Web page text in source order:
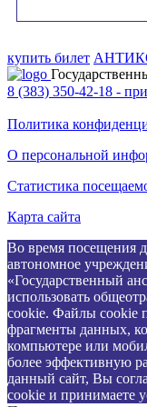
купить билет
8 (383) 350-42-18 -
Политика
О персональной
Статистика
Карта сайта
Во время посещения
автономное
«Государственный
использовать
cookie. Файлы cookie
фрагменты данных,
компьютере или
более эффективную
данный сайт, Вы
cookie и принимаете